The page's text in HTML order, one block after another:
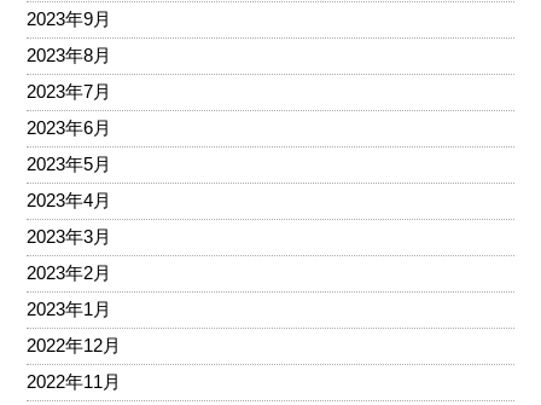
2023年9月
2023年8月
2023年7月
2023年6月
2023年5月
2023年4月
2023年3月
2023年2月
2023年1月
2022年12月
2022年11月